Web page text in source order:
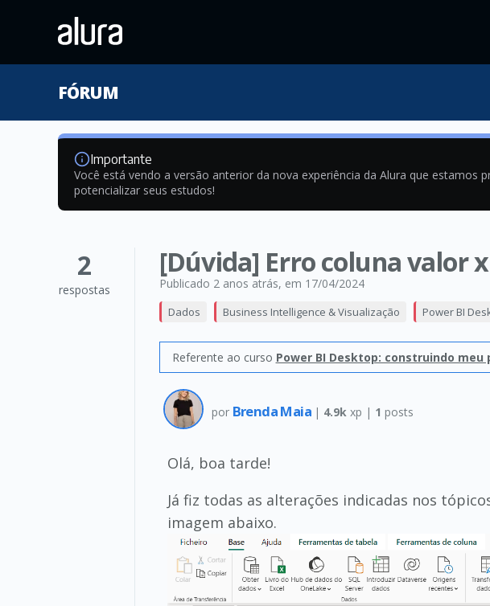
FÓRUM
Importante
Você está vendo a versão anterior da nova experiência da Alura que estamos
potencializar seus estudos!
2
respostas
[Dúvida] Erro coluna valor
Publicado 2 anos atrás, em 17/04/2024
Dados Business Intelligence & Visualização Power BI
Referente ao curso Power BI Desktop: construindo meu
por Brenda Maia | 4.9k xp | 1 posts
Olá, boa tarde!
Já fiz todas as alterações indicadas nos
imagem abaixo.